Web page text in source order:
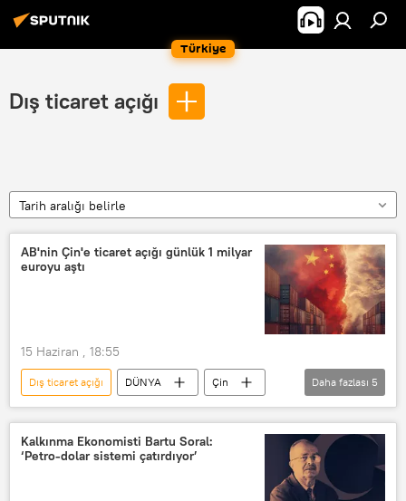
Türkiye
Dış ticaret açığı
Tarih aralığı belirle
AB'nin Çin'e ticaret açığı günlük 1 milyar
euroyu aştı
15 Haziran , 18:55
Dış ticaret açığı DÜNYA
Çin
Pekin
AB
Avrupa Birliği
Avrupa Birliği İstatistik Ofisi (Eurostat)
Ticaret
Daha fazlası 5
Kalkınma Ekonomisti Bartu Soral:
‘Petro-dolar sistemi çatırdıyor’